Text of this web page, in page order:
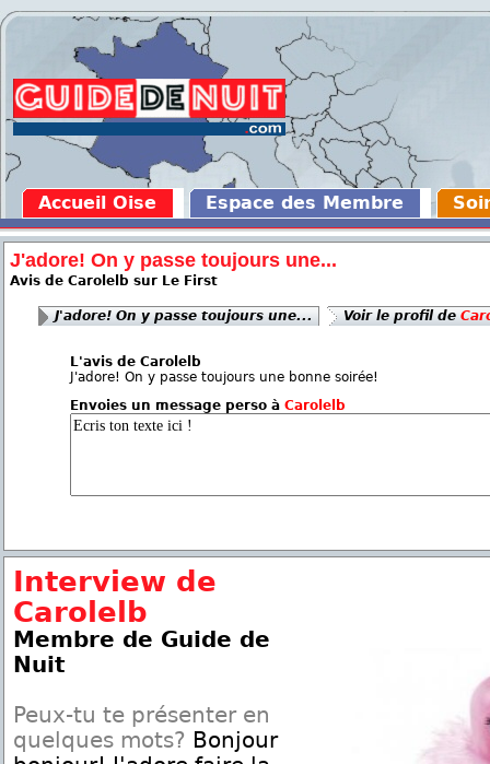
Accueil Oise Espace des Membre
J'adore! On y passe toujours une...
Avis de Carolelb sur Le First
J'adore! On y passe toujours une... Voir le profil de
L'avis de Carolelb
J'adore! On y passe toujours une bonne soirée!
Envoies un message perso à Carolelb
Interview de
Carolelb
Membre de Guide de
Nuit
Peux-tu te présenter en
quelques mots? Bonjour